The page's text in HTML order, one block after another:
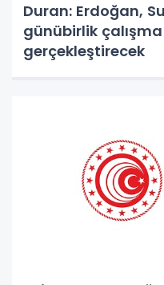
Duran: Erdoğan,
günübirlik
gerçekleştirecek